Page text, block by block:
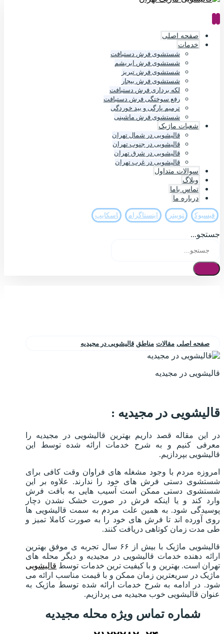
صفحه اصلی
خدمات
شستشوی فرش دستبافت
شستشوی فرش ابریشم
شستشوی فرش تبریز
شستشوی فرش بیجار
لکه برداری فرش دستبافت
رفع سوختگی فرش دستبافت
ترمیم پارگی و بید خوردگی
شستشوی فرش ماشینی
شعبات ماژیک
قالیشویی در شمال تهران
قالیشویی در جنوب تهران
قالیشویی در شرق تهران
قالیشویی در غرب تهران
سوالات متداول
وبلاگ
تماس باما
درباره ما
فيسبوک تويیتر اینستاگرام اسکایپ
جستجو...
صفحه اصلی مقالات مناطق قالیشویی در مجیدیه
قالیشویی در مجیدیه
قالیشویی در مجیدیه :
در این مقاله قصد داریم بهترین قالیشویی در مجیدیه را
معرفی کنیم و به شرح خدمات ارائه شده توسط این
قالیشویی بپردازیم.
امروزه مردم با وجود مشغله های فراوان وقت کافی برای
شستشوی دستی فرش های خود را ندارند. علاوه بر این
شستشوی دستی ممکن است آسیب هایی به بافت فرش
وارد کند و یا اینکه فرش در صورت خشک نشدن دچار
پوسیدگی شود. به همین علت مردم به سمت قالیشویی ها
روی آورده اند تا فرش های خود را به صورت کاملا تمیز و
طی مدت زمان کوتاهی دریافت کنند.
قالیشویی ماژیک با بیش از ۶۶ سال تجربه ی موفق بهترین
ارائه دهنده خدمات قالیشویی در مجیدیه و دیگر محله های
تهران است. بهترین و با کیفیت ترین خدمات توسط قالیشویی
ماژیک در سریعترین زمان ممکن و با قیمت مناسب ارائه می
شود. در ادامه به شرح خدمات ارائه شده توسط ماژیک به
عنوان قالیشویی خوب مجیدیه می پردازیم.
شماره تماس ویژه محله مجیدیه